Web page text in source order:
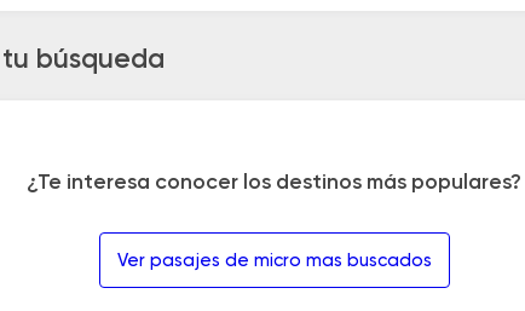
búsqueda
¿Te interesa conocer los destinos más populares?
Ver pasajes de micro mas buscados